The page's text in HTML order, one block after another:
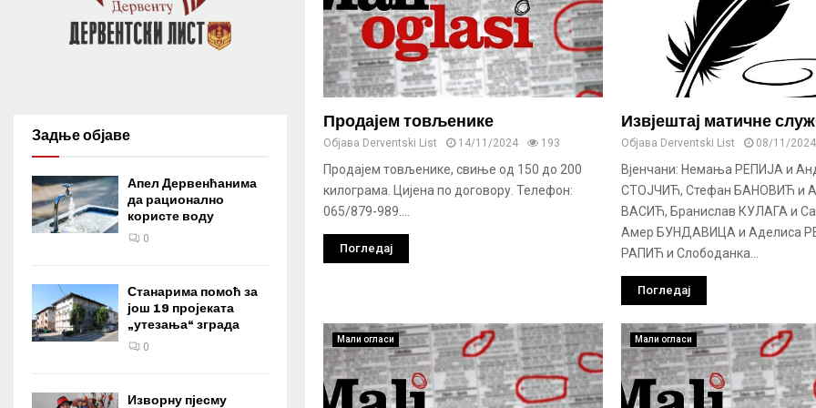
Продајем товљенике
Објава Derventski List 14/11/2024 193
Продајем товљенике, свиње од 150 до 200
килограма. Цијена по договору. Телефон:
065/879-989....
Погледај
Извјештај матичне
Објава Derventski List 08/11/2024
Вјенчани: Немања РЕПИЈА и
СТОЈЧИЋ, Стефан БАНОВИЋ и
ВАСИЋ, Бранислав КУЛАГА и
Амер БУНДАВИЦА и Аделиса
РАПИЋ и Слободанка...
Погледај
Мали огласи Мали огласи
Задње објаве
Апел Дервенћанима
да рационално
користе воду
0
Станарима помоћ за
још 19 пројеката
„утезања“ зграда
0
Изворну пјесму